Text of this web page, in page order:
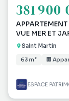
381 900
VUE MER ET
Saint Martin
63 m² 🏢
ESPACE